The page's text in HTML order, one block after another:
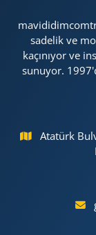
sadelik ve
kaçınıyor ve
sunuyor.
Atatürk